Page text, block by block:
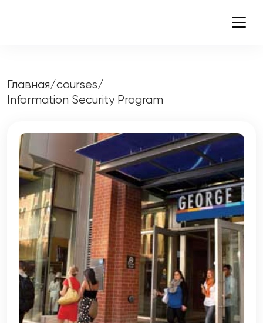
Главная/courses/
Information Security Program